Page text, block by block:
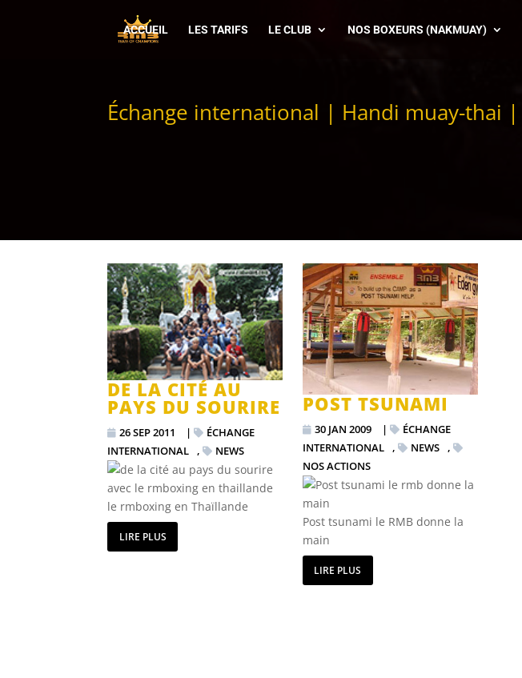
ACCUEIL LES TARIFS LE CLUB NOS BOXEURS (NAKMUAY)
Échange international | Handi muay-thai |
DE LA CITÉ AU
PAYS DU SOURIRE
26 SEP 2011 |
ÉCHANGE
INTERNATIONAL , NEWS
le rmboxing en Thaïllande
LIRE PLUS
POST TSUNAMI
30 JAN 2009 |
ÉCHANGE
INTERNATIONAL , NEWS ,
NOS ACTIONS
Post tsunami le RMB donne la
main
LIRE PLUS